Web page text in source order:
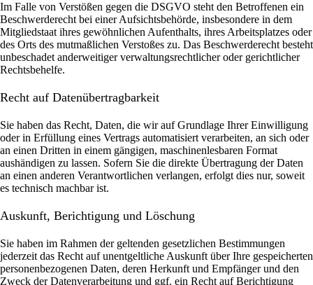
Im Falle von Verstößen gegen die DSGVO steht den Betroffenen ein
Beschwerderecht bei einer Aufsichtsbehörde, insbesondere in dem
Mitgliedstaat ihres gewöhnlichen Aufenthalts, ihres Arbeitsplatzes oder
des Orts des mutmaßlichen Verstoßes zu. Das Beschwerderecht besteht
unbeschadet anderweitiger verwaltungsrechtlicher oder gerichtlicher
Rechtsbehelfe.
Recht auf Daten­übertrag­barkeit
Sie haben das Recht, Daten, die wir auf Grundlage Ihrer Einwilligung
oder in Erfüllung eines Vertrags automatisiert verarbeiten, an sich oder
an einen Dritten in einem gängigen, maschinenlesbaren Format
aushändigen zu lassen. Sofern Sie die direkte Übertragung der Daten
an einen anderen Verantwortlichen verlangen, erfolgt dies nur, soweit
es technisch machbar ist.
Auskunft, Berichtigung und Löschung
Sie haben im Rahmen der geltenden gesetzlichen Bestimmungen
jederzeit das Recht auf unentgeltliche Auskunft über Ihre gespeicherten
personenbezogenen Daten, deren Herkunft und Empfänger und den
Zweck der Datenverarbeitung und ggf. ein Recht auf Berichtigung